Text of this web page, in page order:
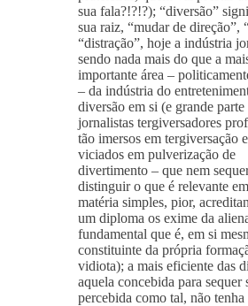
sua fala?!?!?); “diversão”
sua raiz, “mudar de direção”,
“distração”, hoje a indústria
sendo nada mais do que a
importante área –
– da indústria do
diversão em si (e grande parte
jornalistas tergiversadores
tão imersos em tergiversação
viciados em pulverização de
divertimento – que nem
distinguir o que é relevante
matéria simples, pior,
um diploma os exime da
fundamental que é, em si
constituinte da própria
vidiota); a mais eficiente das
aquela concebida para sequer
percebida como tal, não